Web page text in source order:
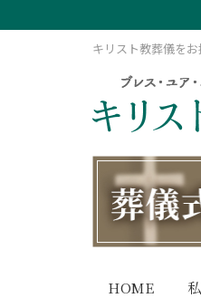
キリスト教葬儀を
HOME